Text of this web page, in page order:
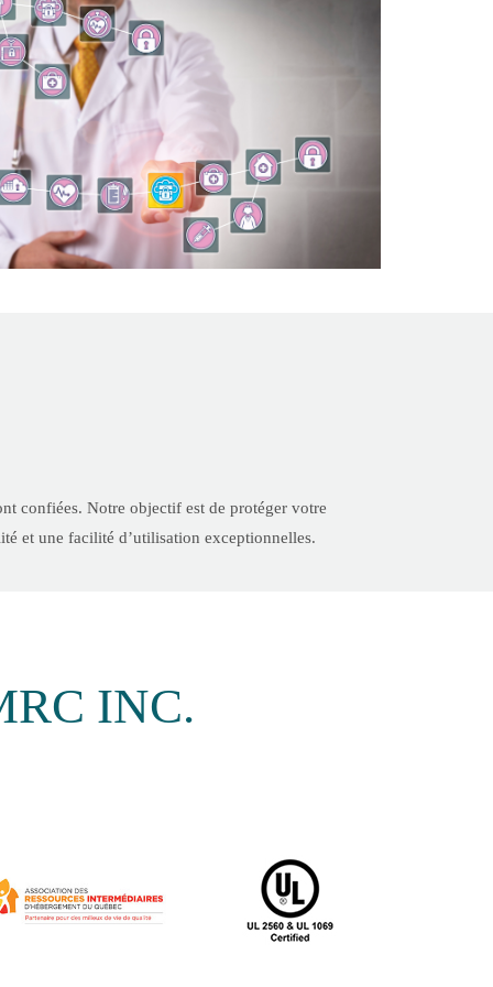
confiées. Notre objectif est de protéger votre
et une facilité d’utilisation exceptionnelles.
INC.